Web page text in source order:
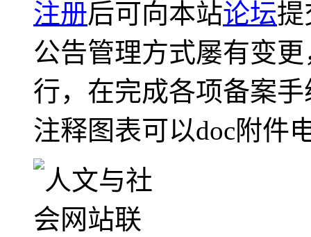
注册后可向本站论坛提
公告管理方式屡有变
行，在完成各项备案
注释图表可以doc附件